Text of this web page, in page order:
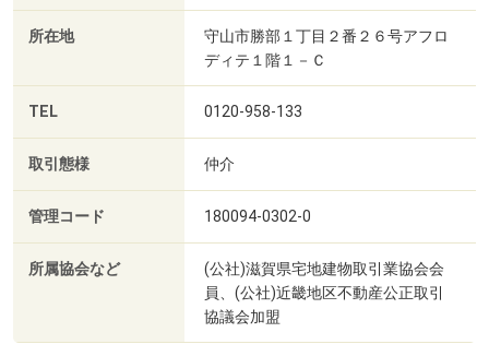
所在地
守山市勝部１丁目２番２６号アフロ
ディテ１階１－Ｃ
TEL 0120-958-133
取引態様 仲介
管理コード 180094-0302-0
所属協会など
(公社)滋賀県宅地建物取引業協会会
員、(公社)近畿地区不動産公正取引
協議会加盟